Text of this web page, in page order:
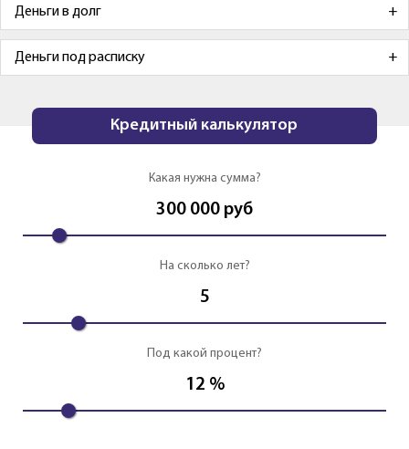
Деньги в долг
Деньги под расписку
Кредитный калькулятор
Какая нужна сумма?
300 000 руб
На сколько лет?
5
Под какой процент?
12 %